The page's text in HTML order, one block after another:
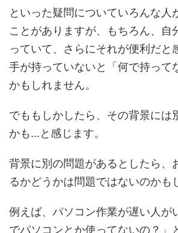
といった疑問についていろんな人
ことがありますが、もちろん、自
っていて、さらにそれが便利だと
手が持っていないと「何で持って
かもしれません。
でももしかしたら、その背景には
かも…と感じます。
背景に別の問題があるとしたら、
るかどうかは問題ではないのかも
例えば、パソコン作業が遅い人が
でパソコンとか使ってないの？」